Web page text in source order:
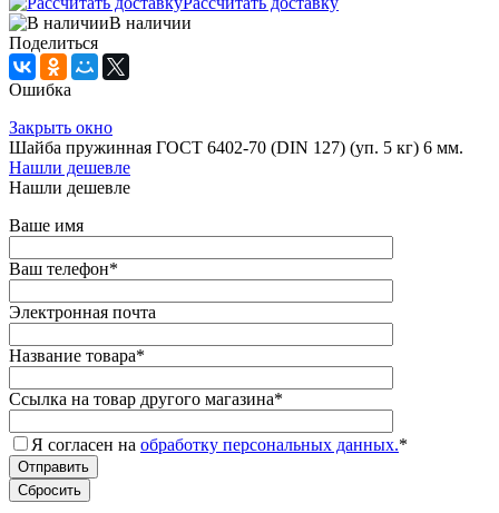
В наличии
Поделиться
Ошибка
Закрыть окно
Шайба пружинная ГОСТ 6402-70 (DIN 127) (уп. 5 кг) 6 мм.
Нашли дешевле
Нашли дешевле
Ваше имя
Ваш телефон*
Электронная почта
Название товара*
Ссылка на товар другого магазина*
Я согласен на обработку персональных данных.*